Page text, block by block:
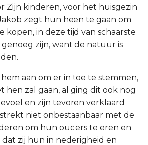
Zijn kinderen, voor het huisgezin
zegt hun heen te gaan om
kopen, in deze tijd van schaarste
zijn, want de natuur is
aan om er in toe te stemmen,
hen zal gaan, al ging dit ook nog
en zijn tevoren verklaard
niet onbestaanbaar met de
om hun ouders te eren en
zij hun in nederigheid en